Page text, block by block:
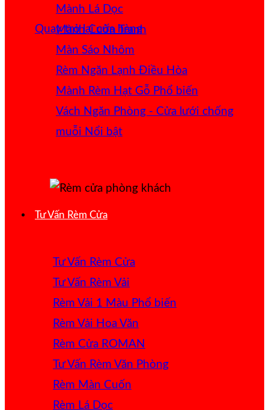
Quay trở lại cửa hàng
Mành Lá Dọc
Mành Cuốn Tranh
Màn Sáo Nhôm
Rèm Ngăn Lạnh Điều Hòa
Mành Rèm Hạt Gỗ
Vách Ngăn Phòng - Cửa lưới chống
muỗi
Tư Vấn Rèm Cửa
Tư Vấn Rèm Cửa
Tư Vấn Rèm Vải
Rèm Vải 1 Màu
Rèm Vải Hoa Văn
Rèm Cửa ROMAN
Tư Vấn Rèm Văn Phòng
Rèm Màn Cuốn
Rèm Lá Dọc